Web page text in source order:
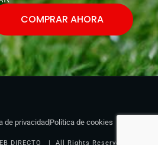
COMPRAR AHORA
de privacidadPolítica de cookies
DIRECTO | All Rights Reserved